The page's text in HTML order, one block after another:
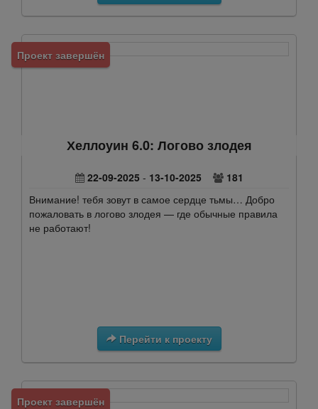
Хеллоуин 6.0: Логово злодея
Проект завершён
22-09-2025 - 13-10-2025
181
Внимание! тебя зовут в самое сердце тьмы… Добро
пожаловать в логово злодея — где обычные правила
не работают!
Перейти к проекту
Проект завершён